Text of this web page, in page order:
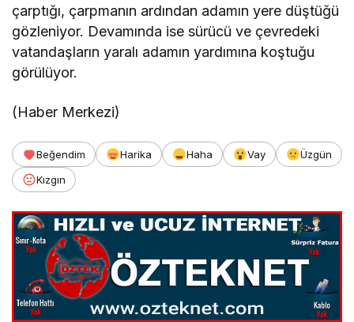
çarptığı, çarpmanın ardından adamın yere düştüğü
gözleniyor. Devamında ise sürücü ve çevredeki
vatandaşların yaralı adamın yardımına koştuğu
görülüyor.
(Haber Merkezi)
Beğendim Harika Haha Vay
Üzgün
Kızgın